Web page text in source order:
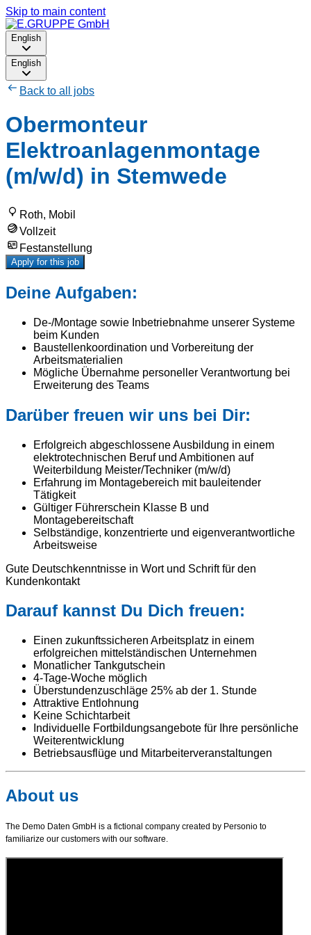
Skip to main content
English
English
Back to all jobs
Obermonteur
Elektroanlagenmontage
(m/w/d) in Stemwede
Roth, Mobil
Vollzeit
Festanstellung
Apply for this job
Deine Aufgaben:
De-/Montage sowie Inbetriebnahme unserer Systeme
beim Kunden
Baustellenkoordination und Vorbereitung der
Arbeitsmaterialien
Mögliche Übernahme personeller Verantwortung bei
Erweiterung des Teams
Darüber freuen wir uns bei Dir:
Erfolgreich abgeschlossene Ausbildung in einem
elektrotechnischen Beruf und Ambitionen auf
Weiterbildung Meister/Techniker (m/w/d)
Erfahrung im Montagebereich mit bauleitender
Tätigkeit
Gültiger Führerschein Klasse B und
Montagebereitschaft
Selbständige, konzentrierte und eigenverantwortliche
Arbeitsweise
Gute Deutschkenntnisse in Wort und Schrift für den
Kundenkontakt
Darauf kannst Du Dich freuen:
Einen zukunftssicheren Arbeitsplatz in einem
erfolgreichen mittelständischen Unternehmen
Monatlicher Tankgutschein
4-Tage-Woche möglich
Überstundenzuschläge 25% ab der 1. Stunde
Attraktive Entlohnung
Keine Schichtarbeit
Individuelle Fortbildungsangebote für Ihre persönliche
Weiterentwicklung
Betriebsausflüge und Mitarbeiterveranstaltungen
About us
The Demo Daten GmbH is a fictional company created by Personio to
familiarize our customers with our software.